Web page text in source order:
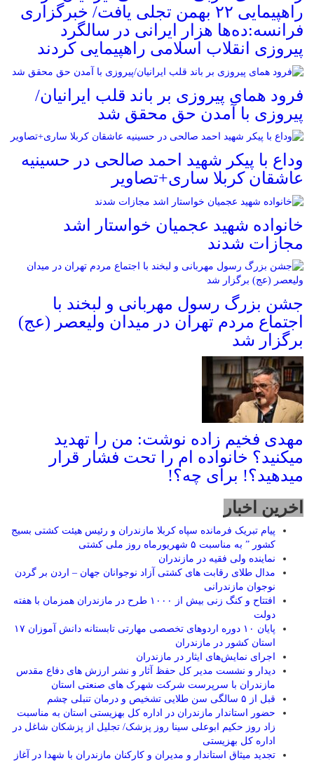
راهپیمایی ۲۲ بهمن تجلی یافت/ خبرگزاری
فرانسه:ده‌ها هزار ایرانی در سالگرد
پیروزی انقلاب اسلامی راهپیمایی کردند
فرود همای پیروزی بر باند قلب ایرانیان/
پیروزی با آمدن حق محقق شد
وداع با پیکر شهید احمد صالحی‌ در حسینیه
عاشقان کربلا ساری+تصاویر
خانواده شهید عجمیان خواستار اشد
مجازات شدند
جشن بزرگ رسول مهربانی و لبخند با
اجتماع مردم تهران در میدان ولیعصر (عج)
برگزار شد
مهدی فخیم زاده نوشت: من را تهدید
میکنید؟ خانواده ام را‌ تحت فشار قرار
میدهید؟! برای چه؟!
اخرین اخبار
پیام تبریک فرمانده سپاه کربلا مازندران و رئیس هیئت کشتی بسیج
کشور ” به مناسبت ۵ شهریورماه روز ملی کشتی
نماينده ولی فقیه در مازندران
مدال طلای رقابت های کشتی آزاد نوجوانان جهان – اردن بر گردن
نوجوان مازندرانی
افتتاح و کنگ زنی بیش از ۱۰۰۰ طرح در مازندران همزمان با هفته
دولت
پایان ۱۰ دوره اردوهای تخصصی مهارتی تابستانه دانش آموزان ۱۷
استان کشور در مازندران
اجرای نمایش‌های ایثار در مازندران
دیدار و نشست مدیر کل حفظ آثار و نشر ارزش های دفاع مقدس
مازندران با سرپرست شرکت شهرک های صنعتی استان
قبل از ۵ سالگی سن طلایی تشخیص و درمان تنبلی چشم
حضور استاندار مازندران در اداره کل بهزیستی استان به مناسبت
زاد روز حکیم ابوعلی سینا روز پزشک/ تجلیل از پزشکان شاغل در
اداره کل بهزیستی
تجدید میثاق استاندار و مدیران و کارکنان مازندران با شهدا در آغاز